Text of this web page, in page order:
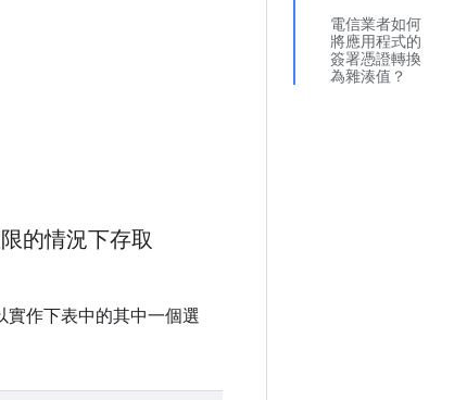
電信業者如何
將應用程式的
簽署憑證轉換
為雜湊值？
的情況下存取
實作下表中的其中一個選